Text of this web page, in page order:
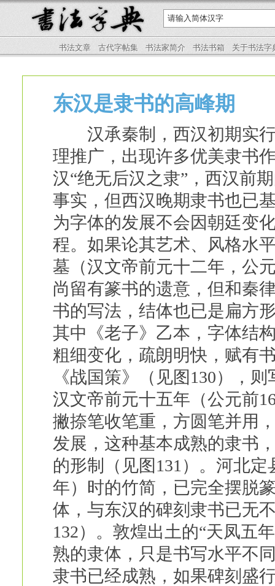
书法文章 古代字帖集 书法家简介 书法书箱 关于书法字
东汉是隶书的高峰期
汉承秦制，西汉初期实行
理推广，出现许多优美隶书
汉“绝无后汉之隶”，西汉前
事实，但西汉晚期隶书也已
为字体的发展不会因朝廷变
程。如果论其艺术、风格水
墓（汉文帝前元十二年，公
尚留有篆书的遗意，但和秦
书的写法，结体也已是扁方
其中《老子》乙本，字体结
粗细变化，疏朗明快，赋有
《战国策》（见图130），
汉文帝前元十五年（公元前
撇捺笔收笔重，方圆笔并用
发展，这种基本成熟的隶书
的形制（见图131）。河北
年）时的竹简，已完全摆脱
体，与东汉的碑刻隶书已无
132）。敦煌出土的“天凤五
熟的隶体，只是书写水平不
隶书已经成熟，如果碑刻盛